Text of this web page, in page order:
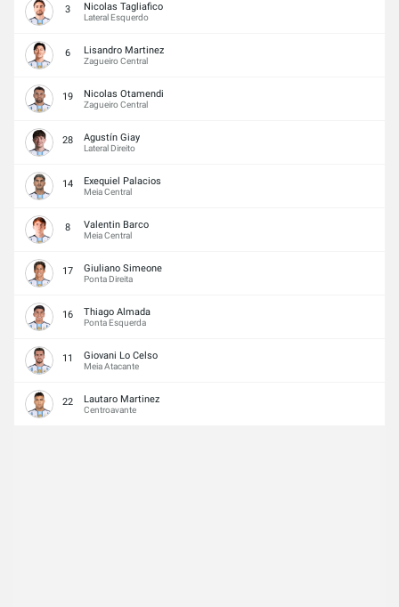
3 Nicolas Tagliafico
Lateral Esquerdo
6 Lisandro Martinez
Zagueiro Central
19 Nicolas Otamendi
Zagueiro Central
28 Agustín Giay
Lateral Direito
14 Exequiel Palacios
Meia Central
8 Valentin Barco
Meia Central
17 Giuliano Simeone
Ponta Direita
16 Thiago Almada
Ponta Esquerda
11 Giovani Lo Celso
Meia Atacante
22 Lautaro Martinez
Centroavante